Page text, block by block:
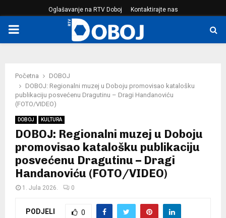
Oglašavanje na RTV Doboj Kontaktirajte nas
PRIMARY
Početna
DOBOJ
DOBOJ: Regionalni muzej u Doboju promovisao katalošku
publikaciju posvećenu Dragutinu – Dragi Handanoviću
(FOTO/VIDEO)
DOBOJ KULTURA
DOBOJ: Regionalni muzej u Doboju
promovisao katalošku publikaciju
posvećenu Dragutinu – Dragi
Handanoviću (FOTO/VIDEO)
1. Jula 2026. 0
PODJELI 0